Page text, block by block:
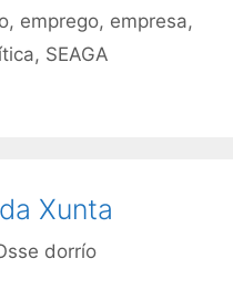
, emprego, empresa,
, SEAGA
Xunta
dorrío